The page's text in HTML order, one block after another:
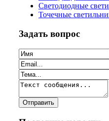
Светодиодные
Точечные
Задать вопрос